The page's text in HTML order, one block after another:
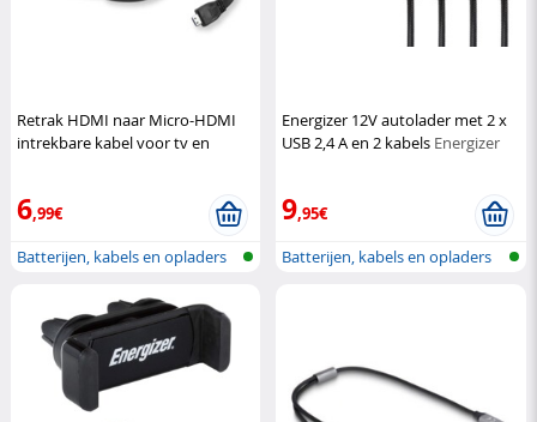
Retrak HDMI naar Micro-HDMI
intrekbare kabel voor tv en
6,99€
Batterijen, kabels en opladers
Energizer 12V autolader met 2 x
USB 2,4 A en 2 kabels Energizer
9,95€
Batterijen, kabels en opladers